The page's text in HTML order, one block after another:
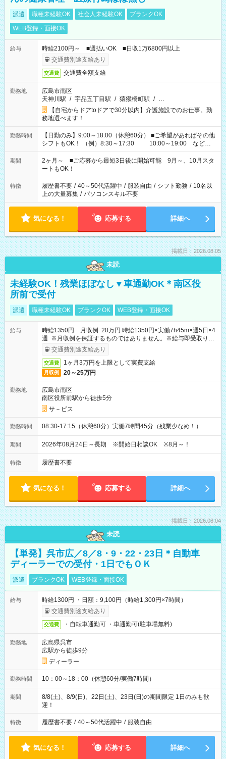
派遣 職種未経験OK 社会人未経験OK
ブランクOK
WEB登録・面接OK
給与
時給2100円～ ■週払いOK ■日収1万6800円以上
交通費別途支給あり
交通費 交通費全額支給
勤務地
広島市南区
天神川駅 / 宇品五丁目駅 / 猿猴橋町駅 / …
【自宅からドアtoドアで30分以内】介護施設でのお仕事。勤
務地選べます！
勤務時間
【日勤のみ】9:00～18:00（休憩60分） ■ご希望があればその他
シフトもOK！ （例）8:30～17:30 10:00～19:00 など
「家族とお休みを合わせたい」 「できれば残業はしたくない」
など、あなたのご希望に沿ったお仕事をご紹介します！ ※Wワ
ーク希望の方へ 今ご覧のお仕事で希望する勤務時間と、もう1つ
のお仕事の勤務時間。 合計で週40時間を超える場合は応募でき
ません
期間
2ヶ月～ ■ご応募から最短3日後に開始可能 9月～、10月スタ
ートもOK！
特徴 履歴書不要 / 40～50代活躍中 / 服装自由 / シフト勤務 / 10名以
上の大量募集 / パソコンスキル不要
気になる！ 応募する 詳細へ
掲載日：2026.08.05
未読
未経験OK！残業ほぼなし▼車通勤OK＊南区役
所前で受付
派遣 職種未経験OK ブランクOK WEB登録・面接OK
給与
時給1350円 月収例 20万円 時給1350円×実働7h45m×週5日×4
週 ※月収例を保証するものではありません。※給与即受取りサ
ービス利用可（利用条件有）
交通費別途支給あり
交通費 1ヶ月3万円を上限として実費支給
月収例 20～25万円
勤務地
広島市南区
南区役所前駅から徒歩5分
サ－ビス
勤務時間 08:30-17:15（休憩60分）実働7時間45分（残業少なめ！）
期間 2026年08月24日～長期 ※開始日相談OK ※8月～！
特徴 履歴書不要
気になる！ 応募する 詳細へ
掲載日：2026.08.04
未読
【単発】呉市広／8／8・9・22・23日＊自動車
ディーラーでの受付・1日でもＯＫ
派遣 ブランクOK WEB登録・面接OK
給与
時給1300円 ・日額：9,100円（時給1,300円×7時間）
交通費別途支給あり
交通費 ・自転車通勤可 ・車通勤可(駐車場無料)
勤務地
広島県呉市
広駅から徒歩9分
ディーラー
勤務時間 10：00～18：00（休憩60分/実働7時間）
期間
8/8(土)、8/9(日)、22日(土)、23日(日)の期間限定 1日のみも歓
迎！
特徴 履歴書不要 / 40～50代活躍中 / 服装自由
気になる！ 応募する 詳細へ